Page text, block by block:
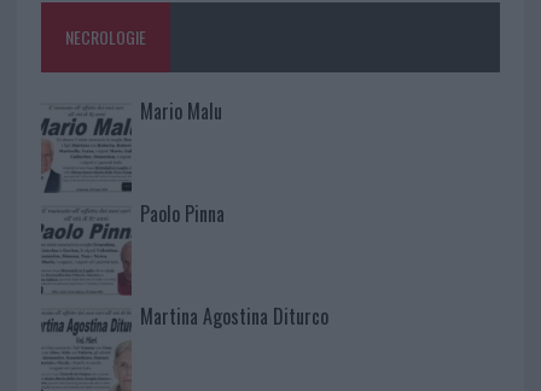
NECROLOGIE
Mario Malu
Paolo Pinna
Martina Agostina Diturco